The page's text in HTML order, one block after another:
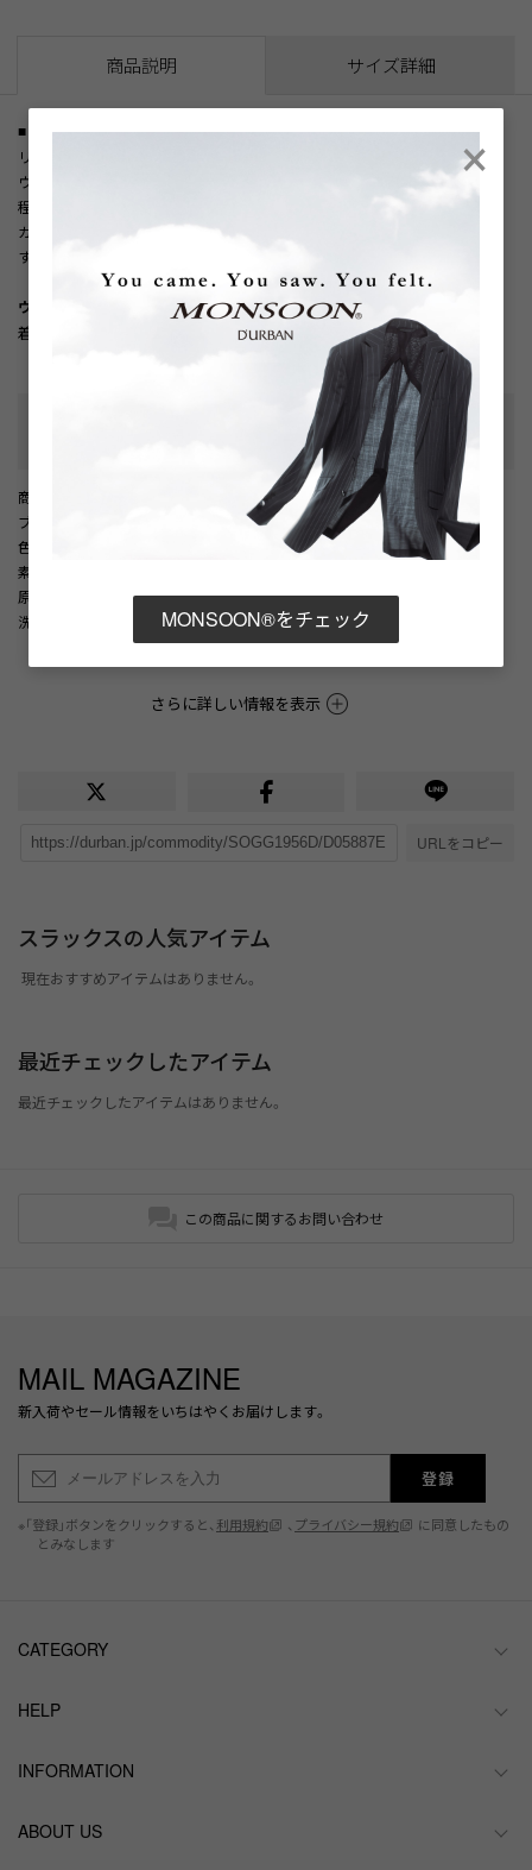
商品説明 サイズ詳細
■ 商品特徴
リラックス感のあるはき心地が魅力のイージーパンツ。
ウエストはドローコード仕様で、好みのフィット感に調整できます。
程よくゆとりのあるシルエットが動きやすく、軽やかな着用感を実現。
カジュアルスタイルはもちろん、きれいめコーデにも取り入れやすい一本で
す。
ウォッシャブル/家庭洗濯対応
着用シーズン：春・夏
商品番号
ブランド商品番号
色
素材
原産国
洗濯記号
さらに詳しい情報を表示
URLをコピー
スラックスの人気アイテム
現在おすすめアイテムはありません。
最近チェックしたアイテム
最近チェックしたアイテムはありません。
この商品に関するお問い合わせ
MAIL MAGAZINE
新入荷やセール情報をいちはやくお届けします。
登録
※「登録」ボタンをクリックすると、 利用規約 、 プライバシー規約
に同意したもの
とみなします
CATEGORY
HELP
INFORMATION
ABOUT US
×
MONSOON®をチェック